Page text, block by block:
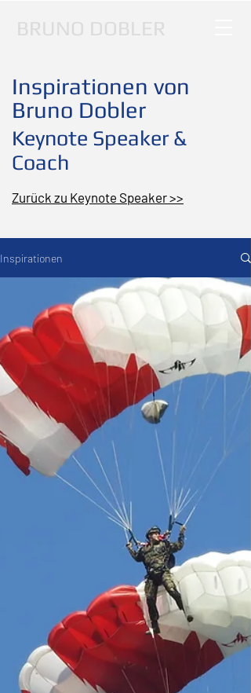
BRUNO DOBLER
Inspirationen von
Bruno Dobler
Keynote Speaker &
Coach
Zurück zu Keynote Speaker >>
Inspirationen